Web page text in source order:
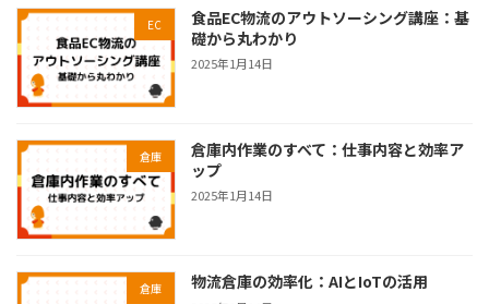
EC
食品EC物流のアウトソーシング講座：基
礎から丸わかり
2025年1月14日
倉庫
倉庫内作業のすべて：仕事内容と効率ア
ップ
2025年1月14日
倉庫 物流倉庫の効率化：AIとIoTの活用